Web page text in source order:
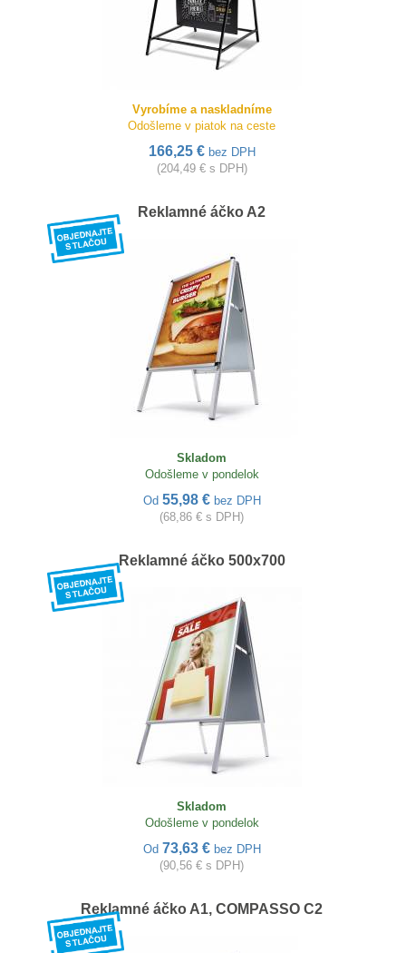
Vyrobíme a naskladníme
Odošleme v piatok na ceste
166,25 € bez DPH
(204,49 € s DPH)
Reklamné áčko A2
Skladom
Odošleme v pondelok
Od 55,98 € bez DPH
(68,86 € s DPH)
Reklamné áčko 500x700
Skladom
Odošleme v pondelok
Od 73,63 € bez DPH
(90,56 € s DPH)
Reklamné áčko A1, COMPASSO C2